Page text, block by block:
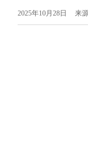
2025年10月28日 来